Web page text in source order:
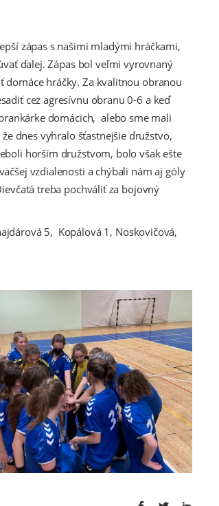
zápas s našimi mladými hráčkami,
ďalej. Zápas bol veľmi vyrovnaný
domáce hráčky. Za kvalitnou obranou
cez agresívnu obranu 0-6 a keď
domácich, alebo sme mali
dnes vyhralo šťastnejšie družstvo,
horším družstvom, bolo však ešte
vzdialenosti a chýbali nám aj góly
treba pochváliť za bojovný
5, Kopálová 1, Noskovičová,